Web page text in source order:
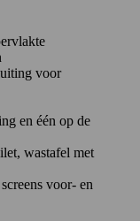
voor
en één op de
wastafel met
voor- en